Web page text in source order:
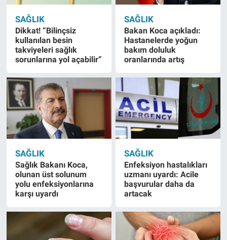
SAĞLIK
Dikkat! “Bilinçsiz
kullanılan besin
takviyeleri sağlık
sorunlarına yol açabilir”
SAĞLIK
Bakan Koca açıkladı:
Hastanelerde yoğun
bakım doluluk
oranlarında artış
SAĞLIK
Sağlık Bakanı Koca,
olunan üst solunum
yolu enfeksiyonlarına
karşı uyardı
SAĞLIK
Enfeksiyon hastalıkları
uzmanı uyardı: Acile
başvurular daha da
artacak